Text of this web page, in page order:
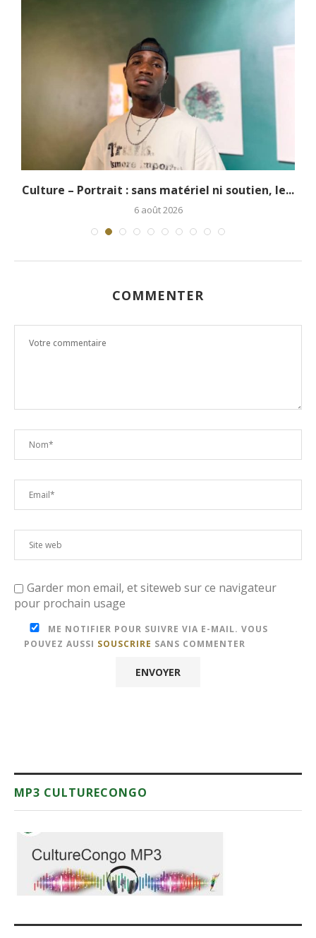
Culture – Portrait : sans matériel ni soutien, le...
6 août 2026
COMMENTER
Garder mon email, et siteweb sur ce navigateur
pour prochain usage
ME NOTIFIER POUR SUIVRE VIA E-MAIL. VOUS
POUVEZ AUSSI SOUSCRIRE SANS COMMENTER
MP3 CULTURECONGO